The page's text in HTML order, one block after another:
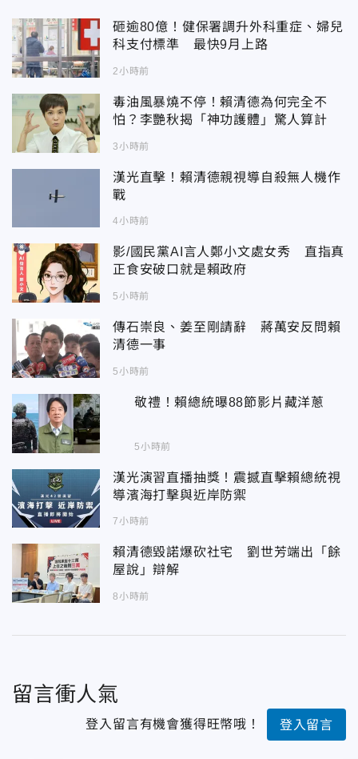
砸逾80億！健保署調升外科重症、婦兒
科支付標準 最快9月上路
2小時前
毒油風暴燒不停！賴清德為何完全不
怕？李艷秋揭「神功護體」驚人算計
3小時前
漢光直擊！賴清德親視導自殺無人機作
戰
4小時前
影/國民黨AI言人鄭小文處女秀 直指真
正食安破口就是賴政府
5小時前
傳石崇良、姜至剛請辭 蔣萬安反問賴
清德一事
5小時前
敬禮！賴總統曝88節影片藏洋蔥
5小時前
漢光演習直播抽獎！震撼直擊賴總統視
導濱海打擊與近岸防禦
7小時前
賴清德毀諾爆砍社宅 劉世芳端出「餘
屋說」辯解
8小時前
留言衝人氣
登入留言有機會獲得旺幣哦！ 登入留言